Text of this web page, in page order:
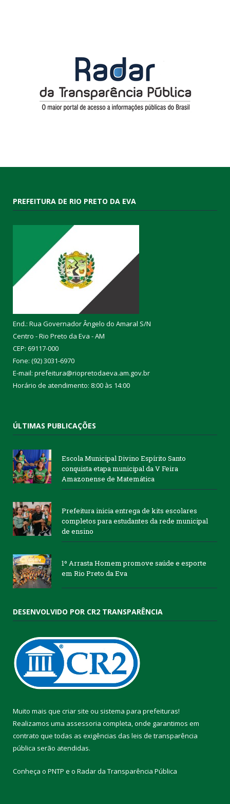
PREFEITURA DE RIO PRETO DA EVA
End.: Rua Governador Ângelo do Amaral S/N
Centro - Rio Preto da Eva - AM
CEP: 69117-000
Fone: (92) 3031-6970
E-mail: prefeitura@riopretodaeva.am.gov.br
Horário de atendimento: 8:00 às 14:00
ÚLTIMAS PUBLICAÇÕES
Escola Municipal Divino Espírito Santo
conquista etapa municipal da V Feira
Amazonense de Matemática
Prefeitura inicia entrega de kits escolares
completos para estudantes da rede municipal
de ensino
1º Arrasta Homem promove saúde e esporte
em Rio Preto da Eva
DESENVOLVIDO POR CR2 TRANSPARÊNCIA
Muito mais que criar site ou sistema para prefeituras!
Realizamos uma assessoria completa, onde garantimos em
contrato que todas as exigências das leis de transparência
pública serão atendidas.
Conheça o PNTP e o Radar da Transparência Pública